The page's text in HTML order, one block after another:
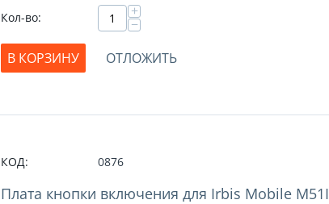
Кол-во: +
−
В КОРЗИНУ
ОТЛОЖИТЬ
КОД: 0876
Плата кнопки включения для Irbis Mobile